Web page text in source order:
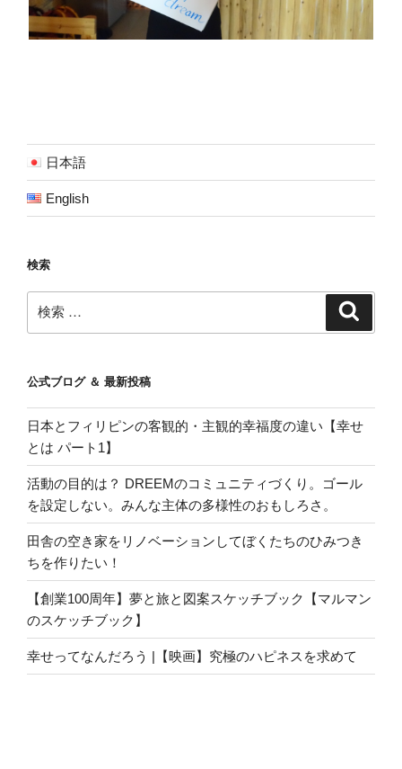
日本語
English
検索
索:
公式ブログ ＆ 最新投稿
日本とフィリピンの客観的・主観的幸福度の違い【幸せ
とは パート1】
活動の目的は？ DREEMのコミュニティづくり。ゴール
を設定しない。みんな主体の多様性のおもしろさ。
田舎の空き家をリノベーションしてぼくたちのひみつき
ちを作りたい！
【創業100周年】夢と旅と図案スケッチブック【マルマン
のスケッチブック】
幸せってなんだろう |【映画】究極のハピネスを求めて